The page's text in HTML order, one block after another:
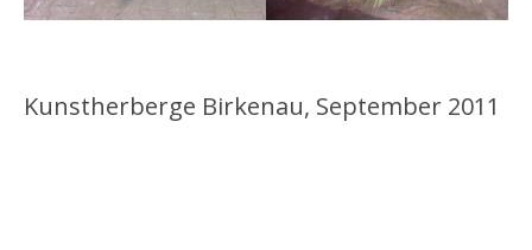
Kunstherberge Birkenau, September 2011